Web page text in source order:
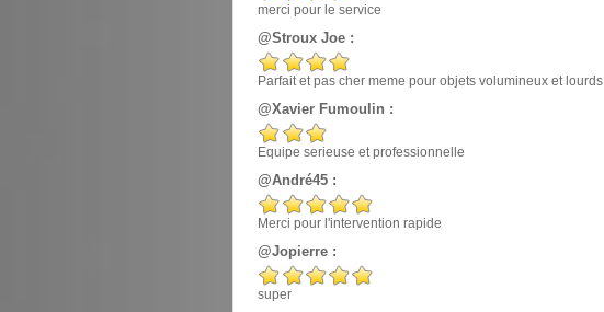
merci pour le service
@Stroux Joe :
Parfait et pas cher meme pour objets volumineux et lourds
@Xavier Fumoulin :
Equipe serieuse et professionnelle
@André45 :
Merci pour l'intervention rapide
@Jopierre :
super